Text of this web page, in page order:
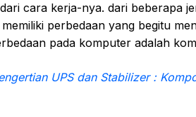
cara kerja-nya. dari beberapa
perbedaan yang begitu
pada komputer adalah
UPS dan Stabilizer :